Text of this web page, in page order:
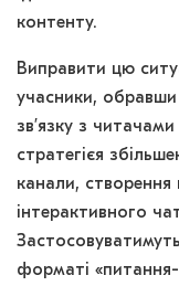
контенту.
Виправити цю
учасники, обравши
зв’язку з
стратегієя
канали, створення
інтерактивного
форматі «питання-